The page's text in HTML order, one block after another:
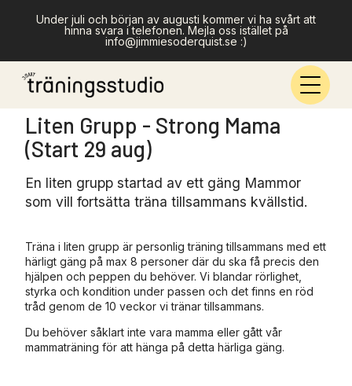
Liten Grupp - Strong Mama
(Start 29 aug)
En liten grupp startad av ett gäng Mammor
som vill fortsätta träna tillsammans kvällstid.
Träna i liten grupp är personlig träning tillsammans med ett
härligt gäng på max 8 personer där du ska få precis den
hjälpen och peppen du behöver. Vi blandar rörlighet,
styrka och kondition under passen och det finns en röd
tråd genom de 10 veckor vi tränar tillsammans.
Du behöver såklart inte vara mamma eller gått vår
mammaträning för att hänga på detta härliga gäng.
Under juli och början av augusti kommer vi ha svårt att
hinna svara i telefonen. Mejla oss istället på
info@jimmiesoderquist.se :)